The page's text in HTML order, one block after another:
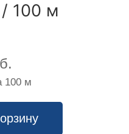
100 м
100 м